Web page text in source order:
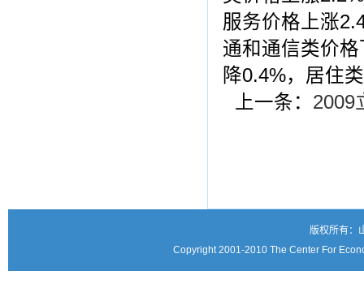
服务价格上涨
通和通信类价
降0.4%，居住
上一条： 2009
版权所有：
Copyright 2001-2010 The Center For